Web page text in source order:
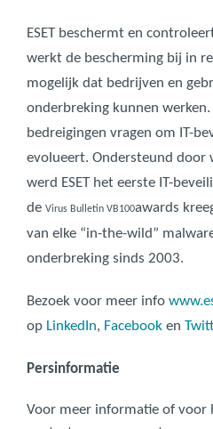
ESET beschermt en
werkt de bescherming bij in
mogelijk dat bedrijven en
onderbreking kunnen werken.
bedreigingen vragen om IT-
evolueert. Ondersteund door
werd ESET het eerste IT-
de Virus Bulletin VB100awards
van elke “in-the-wild”
onderbreking sinds 2003.
Bezoek voor meer info
op LinkedIn, Facebook en
Persinformatie
Voor meer informatie of voor